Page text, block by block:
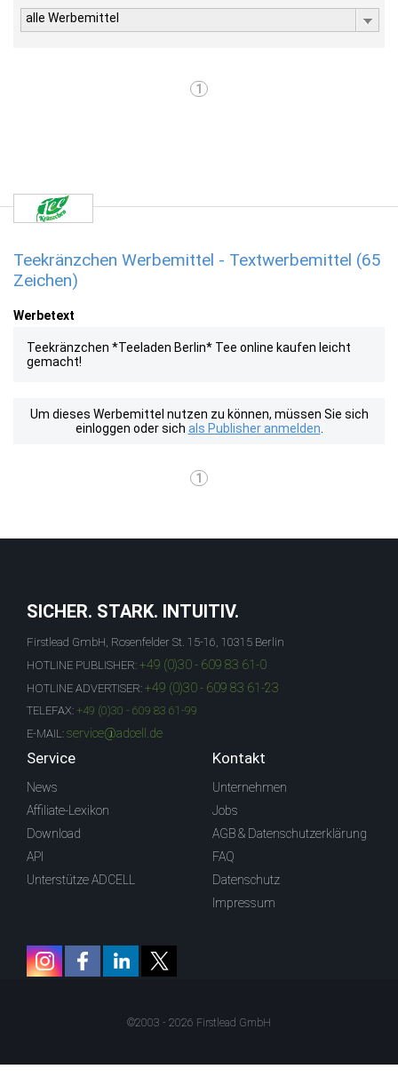
alle Werbemittel
1
Teekränzchen Werbemittel - Textwerbemittel (65
Zeichen)
Werbetext
Teekränzchen *Teeladen Berlin* Tee online kaufen leicht
gemacht!
Um dieses Werbemittel nutzen zu können, müssen Sie sich
einloggen oder sich als Publisher anmelden
1
SICHER. STARK. INTUITIV.
Firstlead GmbH, Rosenfelder St. 15-16, 10315 Berlin
HOTLINE PUBLISHER: +49 (0)30 - 609 83 61-0
HOTLINE ADVERTISER: +49 (0)30 - 609 83 61-23
TELEFAX: +49 (0)30 - 609 83 61-99
E-MAIL: service@adcell.de
Service
News
Affiliate-Lexikon
Download
API
Unterstütze ADCELL
Kontakt
Unternehmen
Jobs
AGB & Datenschutzerklärung
FAQ
Datenschutz
Impressum
©2003 - 2026 Firstlead GmbH